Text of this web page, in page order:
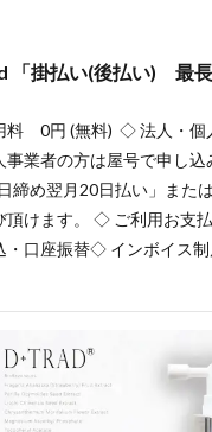
「掛払い(後払い) 最
料 0円 (無料) ◇ 法人・個
事業者の方は屋号で申し
締め翌月20日払い」また
頂けます。 ◇ ご利用お支
・口座振替◇ インボイス